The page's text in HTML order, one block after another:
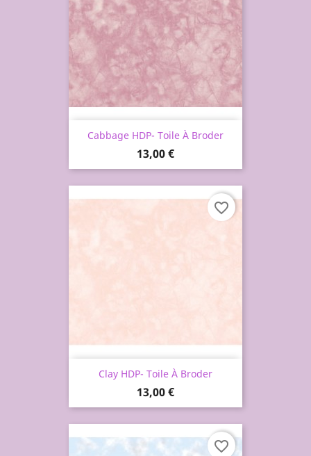
Cabbage HDP- Toile À Broder
Prix
13,00 €
Clay HDP- Toile À Broder
Prix
13,00 €
favorite_border
favorite_border